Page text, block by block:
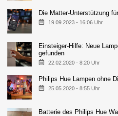
Die Matter-Unterstützung
19.09.2023 - 16:06 Uhr
Einsteiger-Hilfe: Neue
gefunden
22.02.2020 - 8:20 Uhr
Philips Hue Lampen ohne
25.05.2020 - 8:55 Uhr
Batterie des Philips Hue